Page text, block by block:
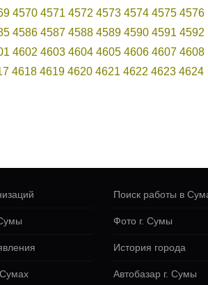
4570 4571 4572 4573 4574 4575 4576
4586 4587 4588 4589 4590 4591 4592
4602 4603 4604 4605 4606 4607 4608
4618 4619 4620 4621 4622 4623 4624
Поиск работы в
Фото г. Сумы
История города
Автобазар г. Сумы